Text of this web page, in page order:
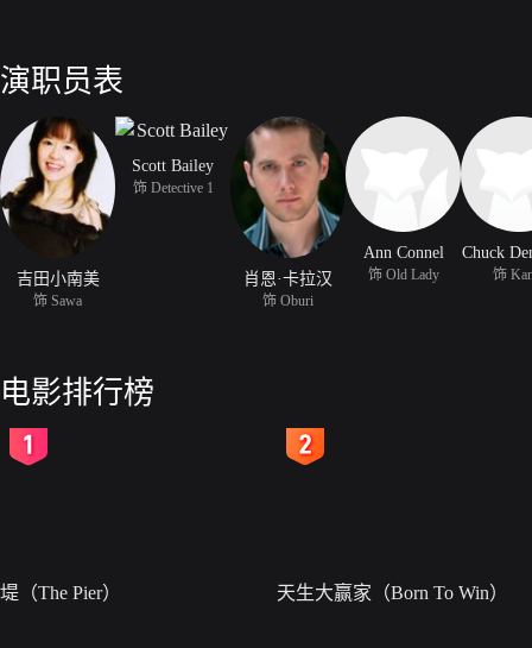
演职员表
吉田小南美
饰 Sawa
Scott Bailey
饰 Detective 1
肖恩·卡拉汉
饰 Oburi
Ann Connel
饰 Old Lady
Chuck
饰
电影排行榜
堤（The Pier） 天生大赢家（Born To Win）